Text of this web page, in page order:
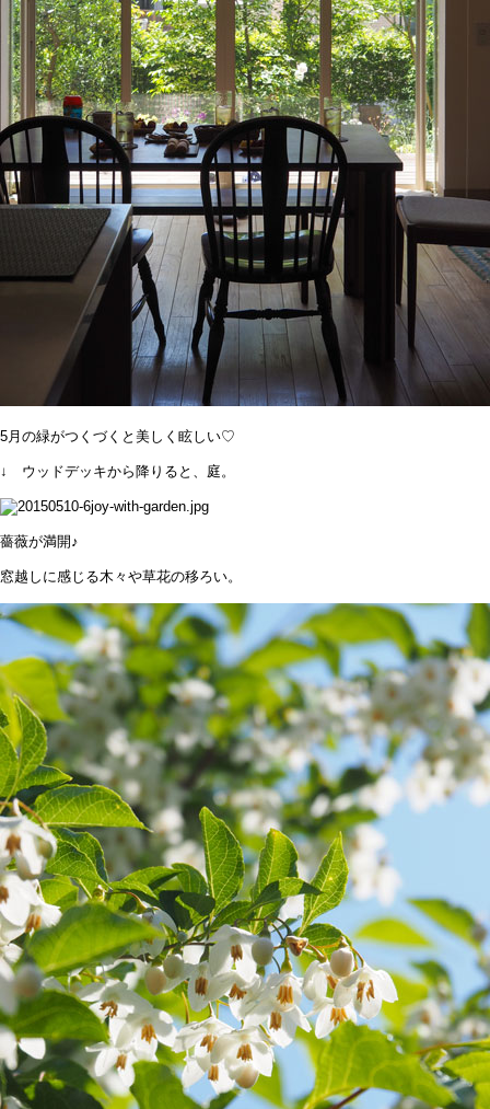
5月の緑がつくづくと美しく眩しい♡
↓ ウッドデッキから降りると、庭。
薔薇が満開♪
窓越しに感じる木々や草花の移ろい。